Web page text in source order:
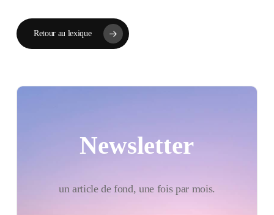
Retour au lexique
Newsletter
un article de fond, une fois par mois.